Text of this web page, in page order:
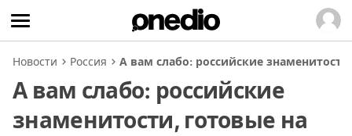
Новости Россия А вам слабо: российские
А вам слабо: российские
знаменитости, готовые на